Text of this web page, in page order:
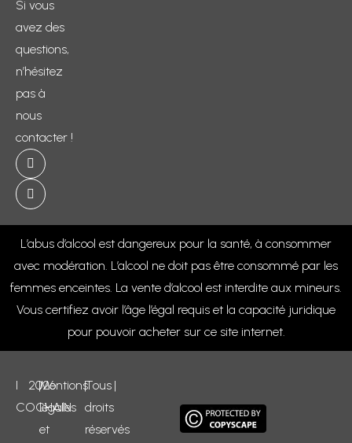
Si vous
avez des
questions,
n’hésitez
pas à
nous
contacter !
L’abus d’alcool est dangereux pour la santé, à consommer
avec modération. L’alcool ne doit pas être consommé par les
femmes enceintes. La vente d’alcool est interdite aux mineurs.
Vous certifiez avoir l’âge l’égal requis et la capacité juridique
pour pouvoir acheter sur ce site internet.
I
COCHAIN
2026
|Mentions
légales
et
|Tous
droits
réservés
|